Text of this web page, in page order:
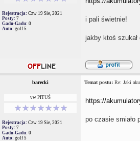
Rejestracja: Czw 19 Sie, 2021
Posty: 7
Gadu-Gadu: 0
Auto: golf 5
i pali świetnie!
jakby ktoś szukał
barecki Temat postu: Re: Jaki
vw PITUŚ
Rejestracja: Czw 19 Sie, 2021
Posty: 7
Gadu-Gadu: 0
Auto: golf 5
https://
po czasie smiało